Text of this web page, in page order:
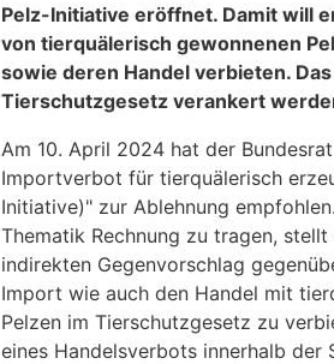
Pelz-Initiative eröffnet. Damit will
von tierquälerisch gewonnenen
sowie deren Handel verbieten.
Tierschutzgesetz verankert
Am 10. April 2024 hat der
Importverbot für tierquälerisch
Initiative)" zur Ablehnung
Thematik Rechnung zu tragen,
indirekten Gegenvorschlag
Import wie auch den Handel mit
Pelzen im Tierschutzgesetz zu
eines Handelsverbots innerhalb der